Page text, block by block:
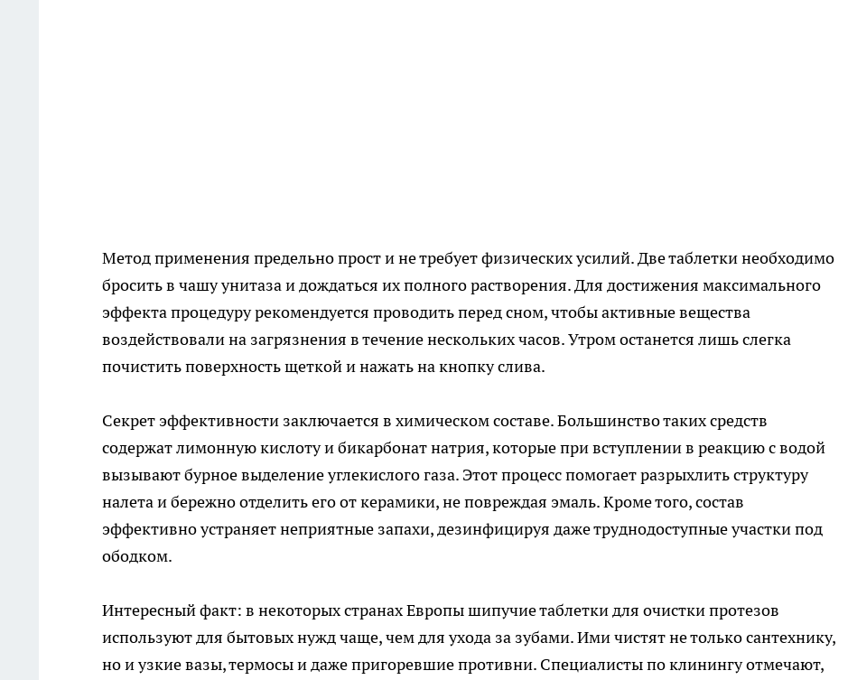
Метод применения предельно прост и не требует физических усилий. Две таблетки необходимо
бросить в чашу унитаза и дождаться их полного растворения. Для достижения максимального
эффекта процедуру рекомендуется проводить перед сном, чтобы активные вещества
воздействовали на загрязнения в течение нескольких часов. Утром останется лишь слегка
почистить поверхность щеткой и нажать на кнопку слива.
Секрет эффективности заключается в химическом составе. Большинство таких средств
содержат лимонную кислоту и бикарбонат натрия, которые при вступлении в реакцию с водой
вызывают бурное выделение углекислого газа. Этот процесс помогает разрыхлить структуру
налета и бережно отделить его от керамики, не повреждая эмаль. Кроме того, состав
эффективно устраняет неприятные запахи, дезинфицируя даже труднодоступные участки под
ободком.
Интересный факт: в некоторых странах Европы шипучие таблетки для очистки протезов
используют для бытовых нужд чаще, чем для ухода за зубами. Ими чистят не только сантехнику,
но и узкие вазы, термосы и даже пригоревшие противни. Специалисты по клинингу отмечают,